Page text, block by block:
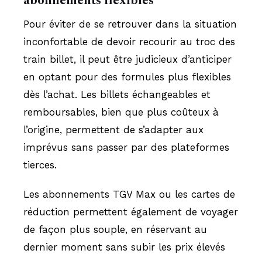
Pour éviter de se retrouver dans la situation
inconfortable de devoir recourir au troc des
train billet, il peut être judicieux d’anticiper
en optant pour des formules plus flexibles
dès l’achat. Les billets échangeables et
remboursables, bien que plus coûteux à
l’origine, permettent de s’adapter aux
imprévus sans passer par des plateformes
tierces.
Les abonnements TGV Max ou les cartes de
réduction permettent également de voyager
de façon plus souple, en réservant au
dernier moment sans subir les prix élevés